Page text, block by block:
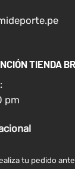
TIENDA
:
pm
tu pedido